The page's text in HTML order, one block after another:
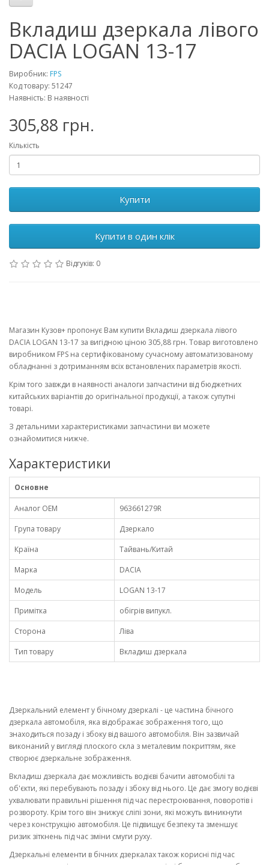
Вкладиш дзеркала лівого
DACIA LOGAN 13-17
Виробник: FPS
Код товару: 51247
Наявність: В наявності
305,88 грн.
Кількість
Купити
Купити в один клік
Відгуків: 0
Магазин Кузов+ пропонує Вам купити Вкладиш дзеркала лівого
DACIA LOGAN 13-17 за вигідною ціною 305,88 грн. Товар виготовлено
виробником FPS на сертифікованому сучасному автоматизованому
обладнанні з дотриманням всіх встановлених параметрів якості.
Крім того завжди в наявності аналоги запчастини від бюджетних
китайських варіантів до оригінальної продукції, а також супутні
товарі.
З детальними характеристиками запчастини ви можете
ознайомитися нижче.
Характеристики
Основне
Аналог OEM
963661279R
Група товару
Дзеркало
Країна
Тайвань/Китай
Марка
DACIA
Модель
LOGAN 13-17
Примітка
обігрів випукл.
Сторона
Ліва
Тип товару
Вкладиш дзеркала
Дзеркальний елемент у бічному дзеркалі - це частина бічного
дзеркала автомобіля, яка відображає зображення того, що
знаходиться позаду і збоку від вашого автомобіля. Він зазвичай
виконаний у вигляді плоского скла з металевим покриттям, яке
створює дзеркальне зображення.
Вкладиш дзеркала дає можливість водієві бачити автомобілі та
об'єкти, які перебувають позаду і збоку від нього. Це дає змогу водієві
ухвалювати правильні рішення під час перестроювання, поворотів і
розвороту. Крім того він знижує сліпі зони, які можуть виникнути
через конструкцію автомобіля. Це підвищує безпеку та зменшує
ризик зіткнень під час зміни смуги руху.
Дзеркальні елементи в бічних дзеркалах також корисні під час